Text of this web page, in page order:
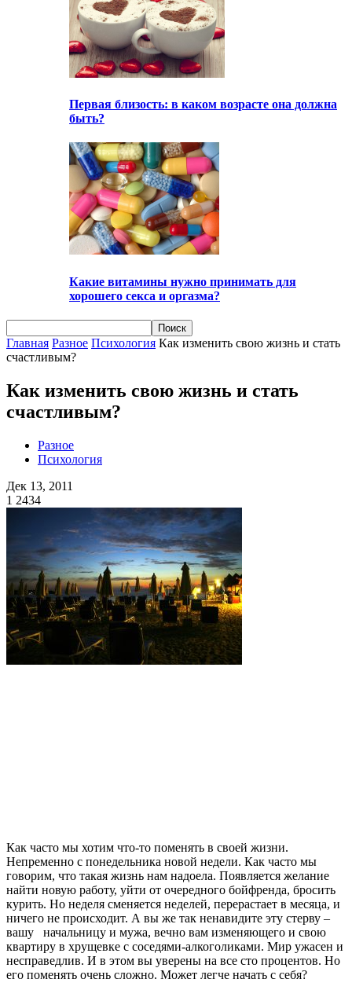
Первая близость: в каком возрасте она должна
быть?
Какие витамины нужно принимать для
хорошего секса и оргазма?
Главная Разное Психология Как изменить свою жизнь и стать
счастливым?
Как изменить свою жизнь и стать
счастливым?
Разное
Психология
Дек 13, 2011
1 2434
Как часто мы хотим что-то поменять в своей жизни.
Непременно с понедельника новой недели. Как часто мы
говорим, что такая жизнь нам надоела. Появляется желание
найти новую работу, уйти от очередного бойфренда, бросить
курить. Но неделя сменяется неделей, перерастает в месяца, и
ничего не происходит. А вы же так ненавидите эту стерву –
вашу начальницу и мужа, вечно вам изменяющего и свою
квартиру в хрущевке с соседями-алкоголиками. Мир ужасен и
несправедлив. И в этом вы уверены на все сто процентов. Но
его поменять очень сложно. Может легче начать с себя?